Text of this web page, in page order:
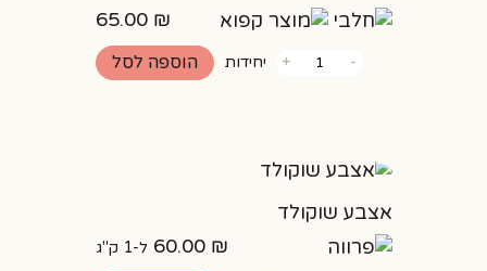
65.00 ₪
-של
+ יחידות הוספה לסל
אצבע שוקולד
60.00 ₪ ל-1 ק"ג